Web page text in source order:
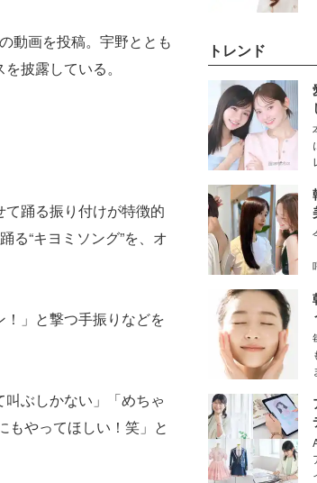
動画を投稿。宇野ととも
披露している。
踊る振り付けが特徴的
る“キヨミソング”を、オ
」と撃つ手振りなどを
ぶしかない」「めちゃ
もやってほしい！笑」と
トレンド